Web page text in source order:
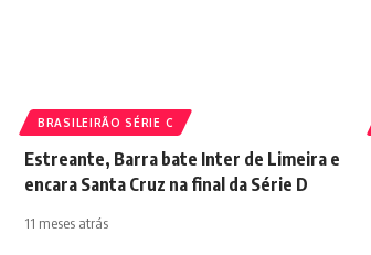
BRASILEIRÃO SÉRIE C
Estreante, Barra bate Inter de Limeira e
encara Santa Cruz na final da Série D
11 meses atrás